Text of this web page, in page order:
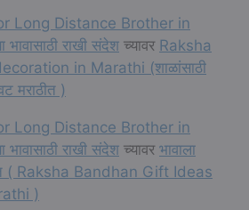
Long Distance Brother in
भावासाठी राखी संदेश च्यावर Raksha
in Marathi (शाळांसाठी
मराठीत )
Long Distance Brother in
भावासाठी राखी संदेश च्यावर भावाला
( Raksha Bandhan Gift Ideas
)